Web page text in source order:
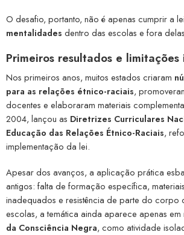
O desafio, portanto, não é apenas cumprir a
mentalidades dentro das escolas e fora
Primeiros resultados e limitações
Nos primeiros anos, muitos estados criaram
para as relações étnico-raciais,
docentes e elaboraram materiais
2004, lançou as Diretrizes Curriculares
Educação das Relações Étnico-Raciais,
implementação da lei.
Apesar dos avanços, a aplicação prática
antigos: falta de formação específica,
inadequados e resistência de parte do corpo
escolas, a temática ainda aparece apenas em
da Consciência Negra, como atividade